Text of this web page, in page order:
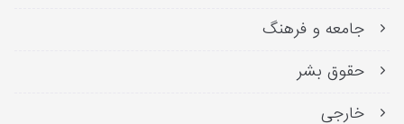
جامعه و فرهنگ
حقوق بشر
خارجی